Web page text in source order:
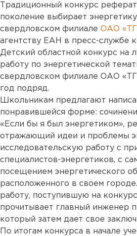
Традиционный конкурс
поколение выбирает
свердловском филиале ОАО
агентству ЕАН в пресс-службе
Детский областной конкурс на
работу по энергетической
свердловском филиале ОАО
год подряд.
Школьникам предлагают
понравившейся форме:
«Если бы я был энергетиком»,
отражающий идеи и проблемы
исследовательскую работу с
специалистов-энергетиков, с
посещением энергетического
расположенного в своем
работу, поступившую на
прочитывает главный инженер
который затем дает свое
По итогам конкурса в начале